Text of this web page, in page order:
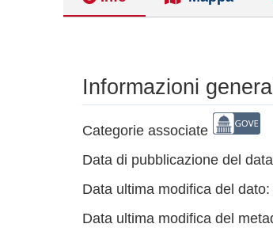
Informazioni
Categorie associate
Data di pubblicazione del
Data ultima modifica del dato:
Data ultima modifica del